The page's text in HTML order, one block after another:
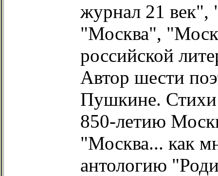
журнал 21 век",
"Москва",
российской
Автор шести
Пушкине.
850-летию
"Москва... как
антологию